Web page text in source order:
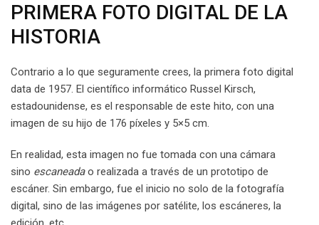
PRIMERA FOTO DIGITAL DE LA
HISTORIA
Contrario a lo que seguramente crees, la primera foto digital
data de 1957. El científico informático Russel Kirsch,
estadounidense, es el responsable de este hito, con una
imagen de su hijo de 176 píxeles y 5×5 cm.
En realidad, esta imagen no fue tomada con una cámara
sino escaneadao realizada a través de un prototipo de
escáner. Sin embargo, fue el inicio no solo de la fotografía
digital, sino de las imágenes por satélite, los escáneres, la